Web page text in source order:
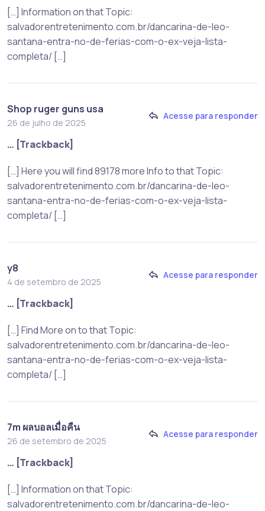
[…] Information on that Topic:
salvadorentretenimento.com.br/dancarina-de-leo-
santana-entra-no-de-ferias-com-o-ex-veja-lista-
completa/ […]
Shop ruger guns usa
26 de julho de 2025
Acesse para responder
… [Trackback]
[…] Here you will find 89178 more Info to that Topic:
salvadorentretenimento.com.br/dancarina-de-leo-
santana-entra-no-de-ferias-com-o-ex-veja-lista-
completa/ […]
y8
4 de setembro de 2025
Acesse para responder
… [Trackback]
[…] Find More on to that Topic:
salvadorentretenimento.com.br/dancarina-de-leo-
santana-entra-no-de-ferias-com-o-ex-veja-lista-
completa/ […]
7m ผลบอลเมื่อคืน
26 de setembro de 2025
Acesse para responder
… [Trackback]
[…] Information on that Topic:
salvadorentretenimento.com.br/dancarina-de-leo-